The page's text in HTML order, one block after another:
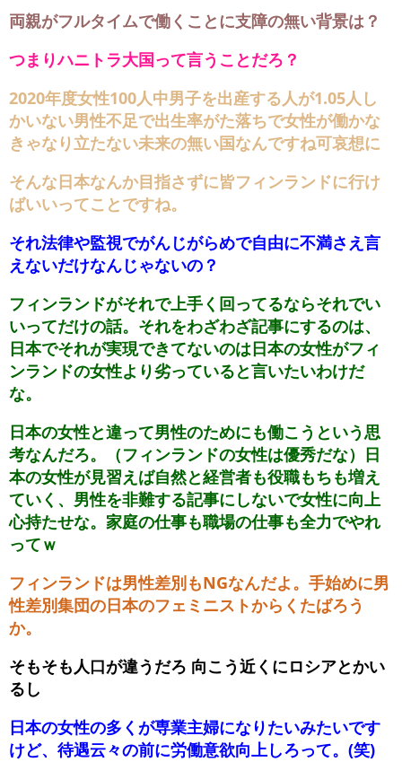
両親がフルタイムで働くことに支障の無い背景は？
つまりハニトラ大国って言うことだろ？
2020年度女性100人中男子を出産する人が1.05人し
かいない男性不足で出生率がた落ちで女性が働かな
きゃなり立たない未来の無い国なんですね可哀想に
そんな日本なんか目指さずに皆フィンランドに行け
ばいいってことですね。
それ法律や監視でがんじがらめで自由に不満さえ言
えないだけなんじゃないの？
フィンランドがそれで上手く回ってるならそれでい
いってだけの話。それをわざわざ記事にするのは、
日本でそれが実現できてないのは日本の女性がフィ
ンランドの女性より劣っていると言いたいわけだ
な。
日本の女性と違って男性のためにも働こうという思
考なんだろ。（フィンランドの女性は優秀だな）日
本の女性が見習えば自然と経営者も役職もちも増え
ていく、男性を非難する記事にしないで女性に向上
心持たせな。家庭の仕事も職場の仕事も全力でやれ
ってｗ
フィンランドは男性差別もNGなんだよ。手始めに男
性差別集団の日本のフェミニストからくたばろう
か。
そもそも人口が違うだろ 向こう近くにロシアとかい
るし
日本の女性の多くが専業主婦になりたいみたいです
けど、待遇云々の前に労働意欲向上しろって。(笑)